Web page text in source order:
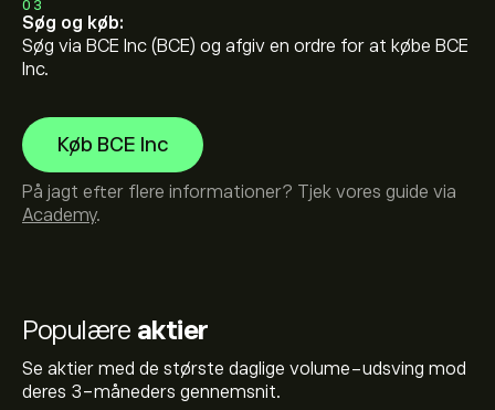
Populære aktier
Se aktier med de største daglige volume-udsving mod
deres 3-måneders gennemsnit.
03
Søg og køb:
Søg via BCE Inc (BCE) og afgiv en ordre for at købe BCE
Inc.
Køb BCE Inc
På jagt efter flere informationer? Tjek vores guide via
Academy.